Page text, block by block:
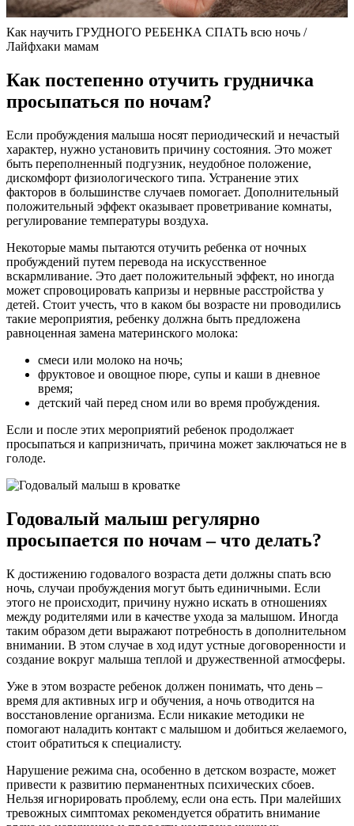
Как научить ГРУДНОГО РЕБЕНКА СПАТЬ всю ночь /
Лайфхаки мамам
Как постепенно отучить грудничка
просыпаться по ночам?
Если пробуждения малыша носят периодический и нечастый
характер, нужно установить причину состояния. Это может
быть переполненный подгузник, неудобное положение,
дискомфорт физиологического типа. Устранение этих
факторов в большинстве случаев помогает. Дополнительный
положительный эффект оказывает проветривание комнаты,
регулирование температуры воздуха.
Некоторые мамы пытаются отучить ребенка от ночных
пробуждений путем перевода на искусственное
вскармливание. Это дает положительный эффект, но иногда
может спровоцировать капризы и нервные расстройства у
детей. Стоит учесть, что в каком бы возрасте ни проводились
такие мероприятия, ребенку должна быть предложена
равноценная замена материнского молока:
смеси или молоко на ночь;
фруктовое и овощное пюре, супы и каши в дневное
время;
детский чай перед сном или во время пробуждения.
Если и после этих мероприятий ребенок продолжает
просыпаться и капризничать, причина может заключаться не в
голоде.
Годовалый малыш регулярно
просыпается по ночам – что делать?
К достижению годовалого возраста дети должны спать всю
ночь, случаи пробуждения могут быть единичными. Если
этого не происходит, причину нужно искать в отношениях
между родителями или в качестве ухода за малышом. Иногда
таким образом дети выражают потребность в дополнительном
внимании. В этом случае в ход идут устные договоренности и
создание вокруг малыша теплой и дружественной атмосферы.
Уже в этом возрасте ребенок должен понимать, что день –
время для активных игр и обучения, а ночь отводится на
восстановление организма. Если никакие методики не
помогают наладить контакт с малышом и добиться желаемого,
стоит обратиться к специалисту.
Нарушение режима сна, особенно в детском возрасте, может
привести к развитию перманентных психических сбоев.
Нельзя игнорировать проблему, если она есть. При малейших
тревожных симптомах рекомендуется обратить внимание